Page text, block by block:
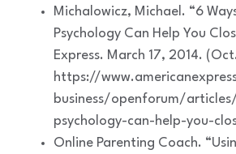
Michalowicz, Michael. “6
Psychology Can Help You
Express. March 17, 2014.
https://
business/openforum/
psychology-can-help-you-
Online Parenting Coach.